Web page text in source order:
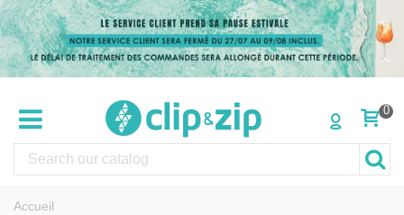
0
Accueil